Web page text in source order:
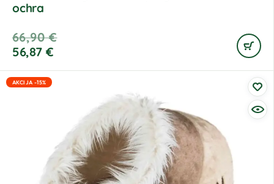
ochra
66,90€
56,87 €
AKCIJA -15%